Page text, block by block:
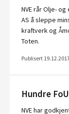
NVE rår Olje-
AS å sleppe
kraftverk og
Toten.
Publisert
Hundre
NVE har